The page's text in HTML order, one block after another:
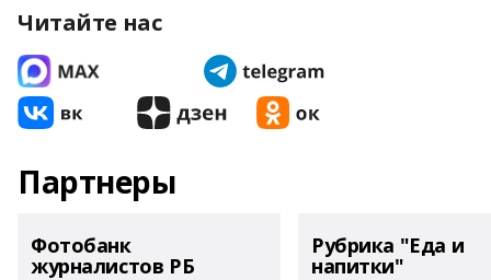
Читайте нас
Партнеры
Фотобанк
журналистов РБ
Рубрика "Еда и
напитки"